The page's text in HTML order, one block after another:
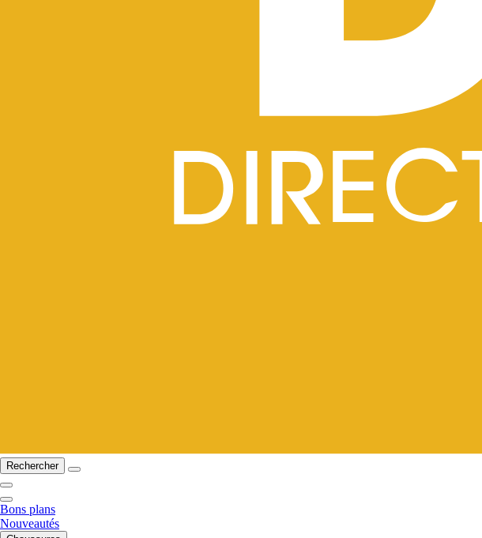
Rechercher
Bons plans
Nouveautés